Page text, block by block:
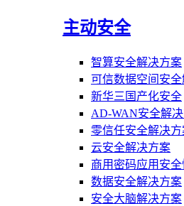
主动安全
智算安全解决方案
可信数据空间安
新华三国产化安全
AD-WAN安全解
零信任安全解决方
云安全解决方案
商用密码应用安
数据安全解决方案
安全大脑解决方案